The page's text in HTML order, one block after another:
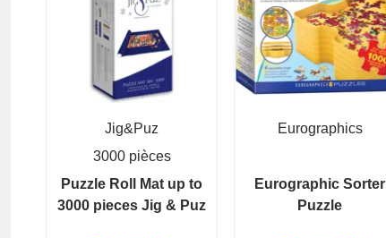
Jig&Puz
3000 pièces
Puzzle Roll Mat up to
3000 pieces Jig & Puz
Eurographics
Eurographic Sorter
Puzzle